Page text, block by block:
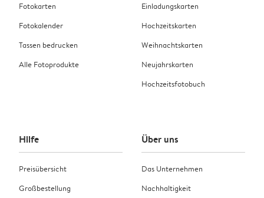
Fotokarten
Fotokalender
Tassen bedrucken
Alle Fotoprodukte
Einladungskarten
Hochzeitskarten
Weihnachtskarten
Neujahrskarten
Hochzeitsfotobuch
Hilfe
Preisübersicht
Großbestellung
Über uns
Das Unternehmen
Nachhaltigkeit